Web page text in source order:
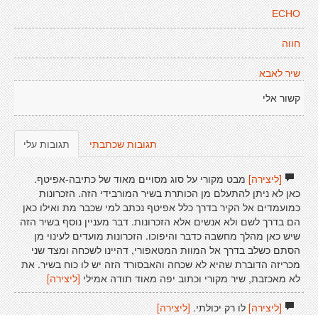
ECHO
חווה
שיר לאבא
קשור אלי
תגובות עלי תגובות שכתבתי
[ליצירה]מבט מקורי על סוג מסויים מאוד של כתיבה-אפיטף.
כאן לא ניתן להתעלם מן הכותרת בשיר המורבידי הזה. הזכרונות
כמועמדים אל הקיר בדרך כלל אפיטף נכתב למי שכבר מת ואילו כאן
הם בדרך לשם ולא אנשים אלא הזכרונות. דבר מעניין נוסף בשיר הזה
שיש כאן מהלך מחשבה כדבר והיפוכו. הזכרונות מועדים לעינוי מן
הסתם כשלב בדרך אל המוות המטאפורי, דהיינו לשכחה ומצד שני
מכריזה הדוברת שהיא לא שכחה והאבסורד הזה יש לו כוח בשיר. את
לא מאכזבת, שיר מקורי וכתוב יפה מאוד תודה אמילי [ליצירה]
[ליצירה]לו רק יכולתי.[ליצירה]